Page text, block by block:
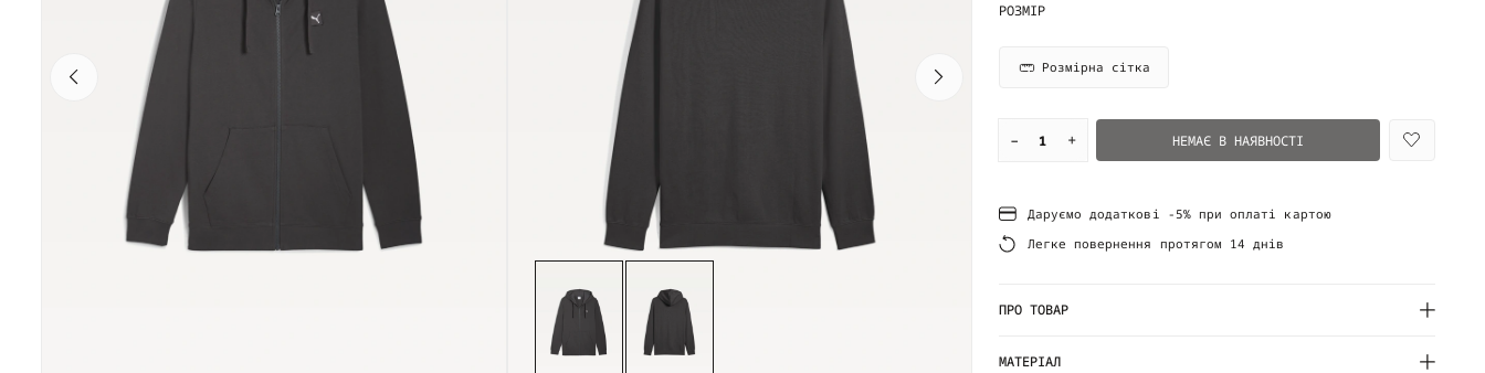
РОЗМІР
Розмірна сітка
– + НЕМАЄ В НАЯВНОСТІ
Даруємо додаткові -5% при оплаті картою
Легке повернення протягом 14 днів
ПРО ТОВАР
МАТЕРІАЛ